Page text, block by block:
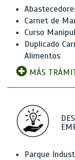
Carnet de
Curso
Duplicado
Alimentos
MÁS
Parque